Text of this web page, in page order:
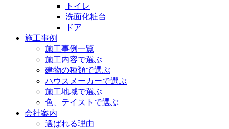
トイレ
洗面化粧台
ドア
施工事例
施工事例一覧
施工内容で選ぶ
建物の種類で選ぶ
ハウスメーカーで選ぶ
施工地域で選ぶ
色、テイストで選ぶ
会社案内
選ばれる理由